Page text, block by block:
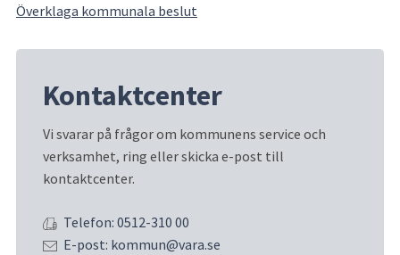
Överklaga kommunala beslut
Kontaktcenter
Vi svarar på frågor om kommunens service och
verksamhet, ring eller skicka e-post till
kontaktcenter.
Telefon: 0512-310 00
E-post: kommun@vara.se